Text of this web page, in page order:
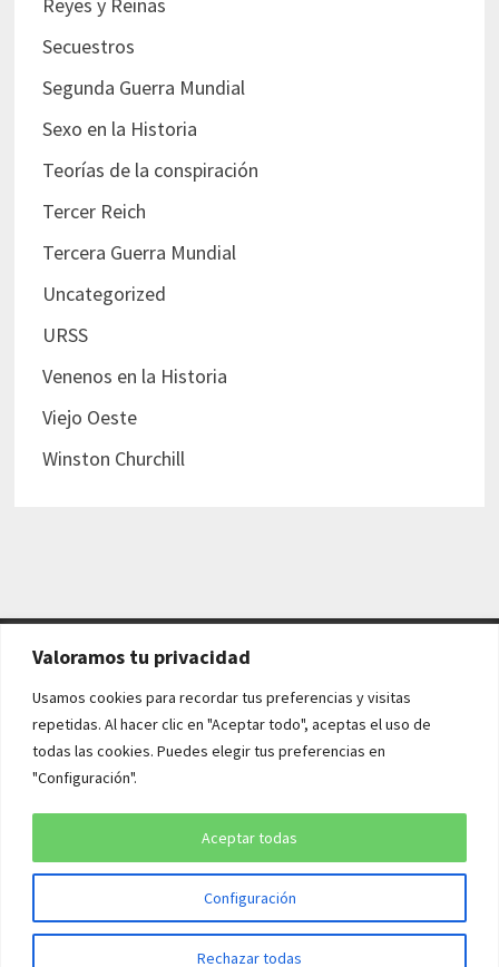
Valoramos tu privacidad
Usamos cookies para recordar tus preferencias y visitas
repetidas. Al hacer clic en "Aceptar todo", aceptas el uso de
todas las cookies. Puedes elegir tus preferencias en
"Configuración".
Configuración
Rechazar todas
Aceptar todas
Reyes y Reinas
Secuestros
Segunda Guerra Mundial
Sexo en la Historia
Teorías de la conspiración
Tercer Reich
Tercera Guerra Mundial
Uncategorized
URSS
Venenos en la Historia
Viejo Oeste
Winston Churchill
AVISO LEGAL Y POLÍTICAS
Aviso legal
Política de cookies
Copyright © 2026¡QUÉ HISTORIA!. Funciona conWordPressy